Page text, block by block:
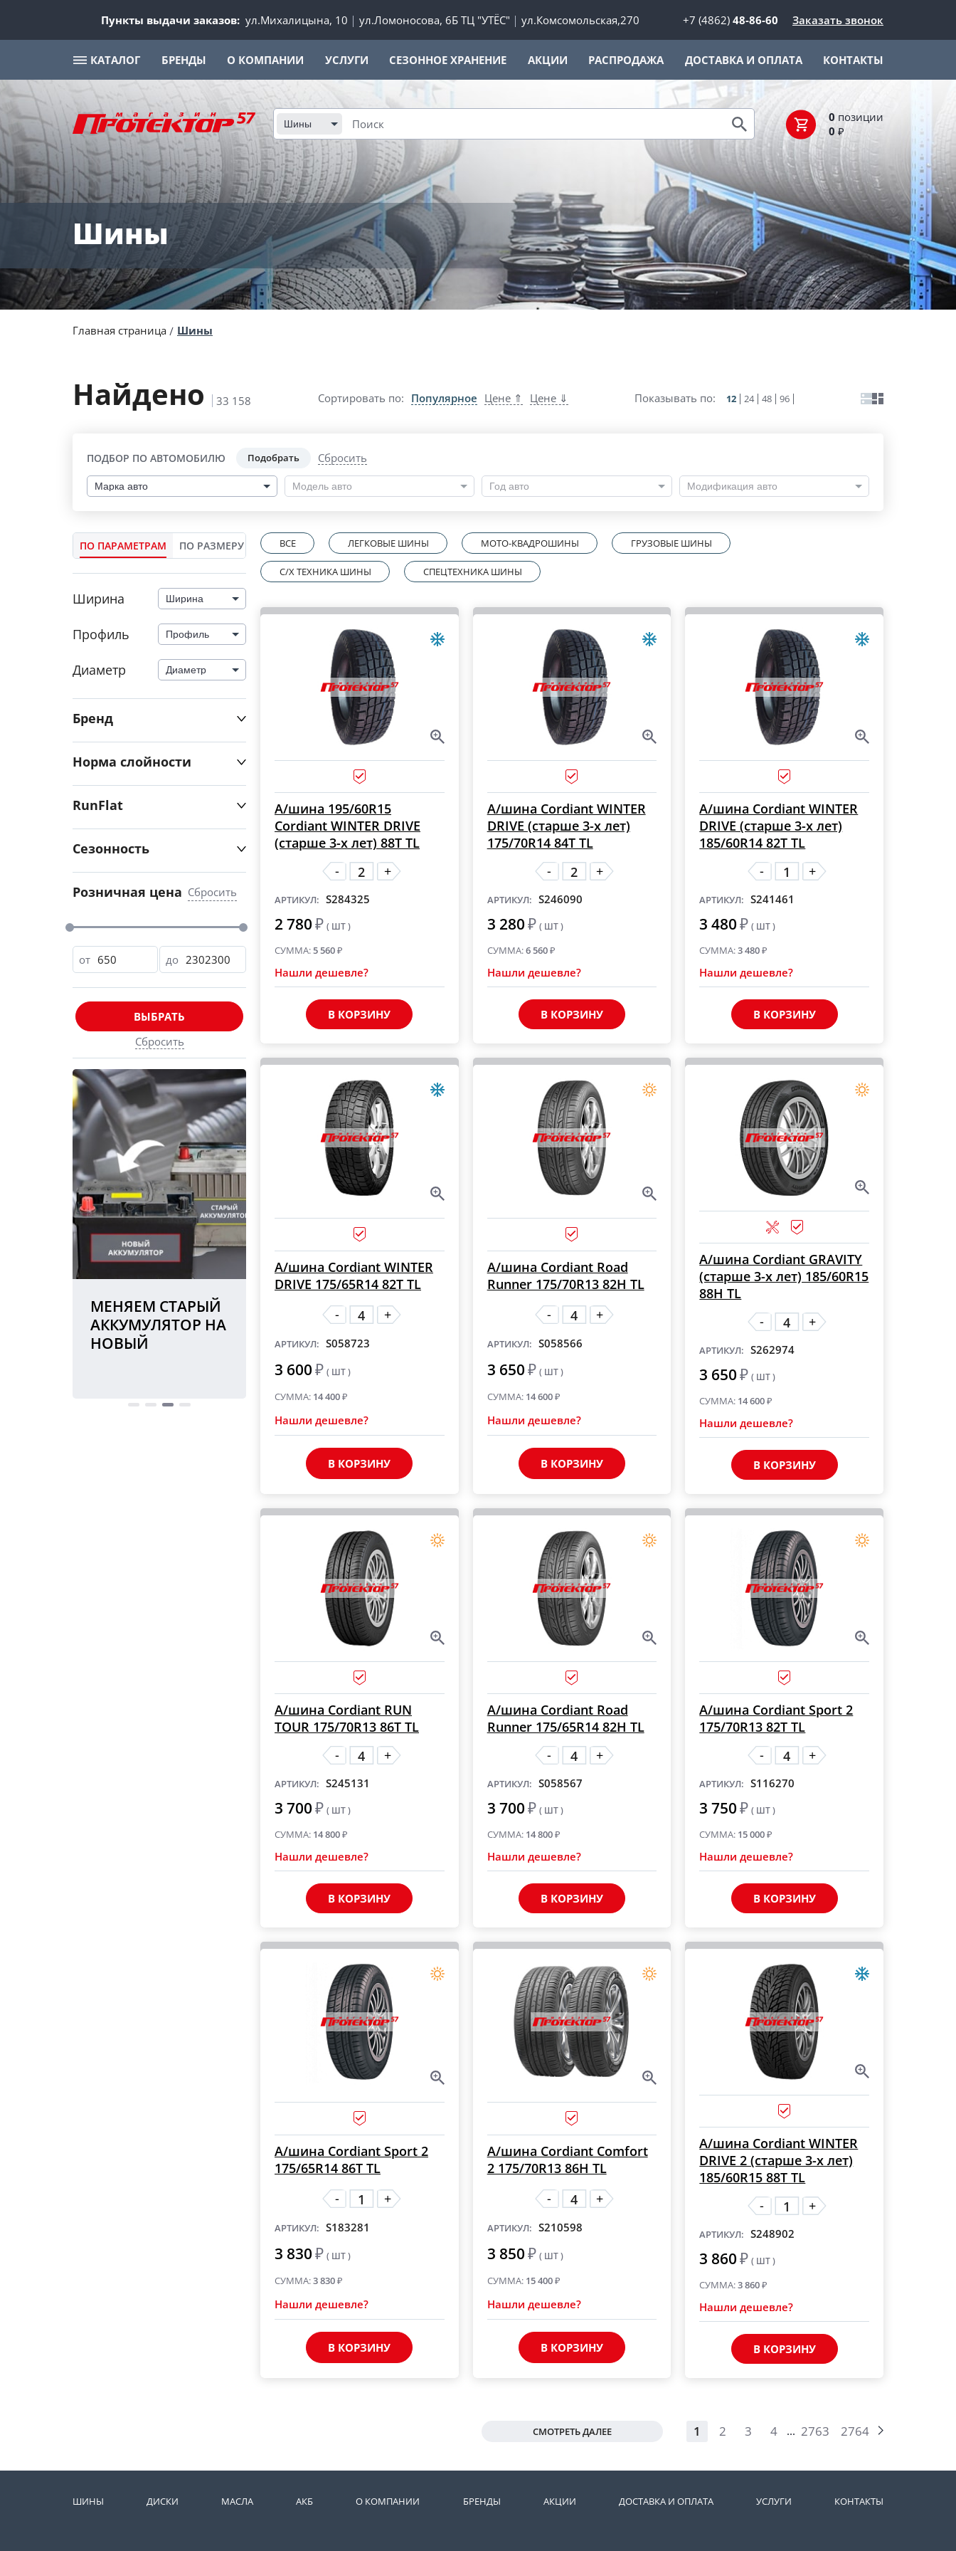
Пункты выдачи заказов: ул.Михалицына, 10 ул.Ломоносова, 6Б ТЦ "УТЁС" ул.Комсомольская,270 +7 (4862) 48-86-60 Заказать звонок
КАТАЛОГ БРЕНДЫ О КОМПАНИИ УСЛУГИ СЕЗОННОЕ ХРАНЕНИЕ АКЦИИ РАСПРОДАЖА ДОСТАВКА И ОПЛАТА КОНТАКТЫ
Шины 0 позиции
0 ₽
Шины
Главная страница Шины
Найдено 33 158 Сортировать по: Популярное Цене ⇑ Цене ⇓ Показывать по: 12 24 48 96
ПОДБОР ПО АВТОМОБИЛЮ Подобрать Сбросить
Марка авто Модель авто Год авто Модификация авто
ПО ПАРАМЕТРАМ ПО РАЗМЕРУ
Ширина Ширина
Профиль Профиль
Диаметр Диаметр
Бренд
Норма слойности
RunFlat
Сезонность
Розничная цена Сбросить
от до
ВЫБРАТЬ
Сбросить
МЕНЯЕМ СТАРЫЙ
АККУМУЛЯТОР НА
НОВЫЙ
СКИДКА НА
ШИНОМОНТАЖ
20%
IKON: гарантия и
шиномонтаж
ВСЕ ЛЕГКОВЫЕ ШИНЫ МОТО-КВАДРОШИНЫ ГРУЗОВЫЕ ШИНЫ
C/X ТЕХНИКА ШИНЫ СПЕЦТЕХНИКА ШИНЫ
А/шина 195/60R15
Cordiant WINTER DRIVE
(старше 3-х лет) 88T TL
-
+
АРТИКУЛ: S284325
2 780₽ ( ШТ )
СУММА:5 560₽
Нашли дешевле?
В КОРЗИНУ
А/шина Cordiant WINTER
DRIVE (старше 3-х лет)
175/70R14 84T TL
-
+
АРТИКУЛ: S246090
3 280₽ ( ШТ )
СУММА:6 560₽
Нашли дешевле?
В КОРЗИНУ
А/шина Cordiant WINTER
DRIVE (старше 3-х лет)
185/60R14 82T TL
-
+
АРТИКУЛ: S241461
3 480₽ ( ШТ )
СУММА:3 480₽
Нашли дешевле?
В КОРЗИНУ
А/шина Cordiant WINTER
DRIVE 175/65R14 82T TL
-
+
АРТИКУЛ: S058723
3 600₽ ( ШТ )
СУММА: 14 400₽
Нашли дешевле?
В КОРЗИНУ
А/шина Cordiant Road
Runner 175/70R13 82H TL
-
+
АРТИКУЛ: S058566
3 650₽ ( ШТ )
СУММА: 14 600₽
Нашли дешевле?
В КОРЗИНУ
А/шина Cordiant GRAVITY
(старше 3-х лет) 185/60R15
88H TL
-
+
АРТИКУЛ: S262974
3 650₽ ( ШТ )
СУММА: 14 600₽
Нашли дешевле?
В КОРЗИНУ
А/шина Cordiant RUN
TOUR 175/70R13 86T TL
-
+
АРТИКУЛ: S245131
3 700₽ ( ШТ )
СУММА: 14 800₽
Нашли дешевле?
В КОРЗИНУ
А/шина Cordiant Road
Runner 175/65R14 82H TL
-
+
АРТИКУЛ: S058567
3 700₽ ( ШТ )
СУММА: 14 800₽
Нашли дешевле?
В КОРЗИНУ
А/шина Cordiant Sport 2
175/70R13 82T TL
-
+
АРТИКУЛ: S116270
3 750₽ ( ШТ )
СУММА: 15 000₽
Нашли дешевле?
В КОРЗИНУ
А/шина Cordiant Sport 2
175/65R14 86T TL
-
+
АРТИКУЛ: S183281
3 830₽ ( ШТ )
СУММА:3 830₽
Нашли дешевле?
В КОРЗИНУ
А/шина Cordiant Comfort
2 175/70R13 86H TL
-
+
АРТИКУЛ: S210598
3 850₽ ( ШТ )
СУММА: 15 400₽
Нашли дешевле?
В КОРЗИНУ
А/шина Cordiant WINTER
DRIVE 2 (старше 3-х лет)
185/60R15 88T TL
-
+
АРТИКУЛ: S248902
3 860₽ ( ШТ )
СУММА:3 860₽
Нашли дешевле?
В КОРЗИНУ
СМОТРЕТЬ ДАЛЕЕ 1 2 3 4 ... 2763 2764
ШИНЫ ДИСКИ МАСЛА АКБ О КОМПАНИИ БРЕНДЫ АКЦИИ ДОСТАВКА И ОПЛАТА УСЛУГИ КОНТАКТЫ